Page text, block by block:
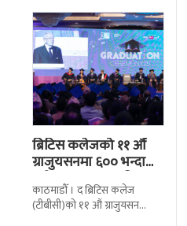
ब्रिटिस कलेजको ११ औँ
ग्राजुयसनमा ६०० भन्दा
बढी ग्राजुयट सम्मानित
काठमाडौँ । द ब्रिटिस कलेज
(टीबीसी)को ११ औं ग्राजुयसन